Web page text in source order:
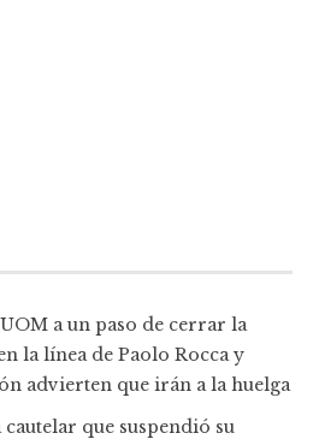
a un paso de cerrar la
la línea de Paolo Rocca y
advierten que irán a la huelga
que suspendió su